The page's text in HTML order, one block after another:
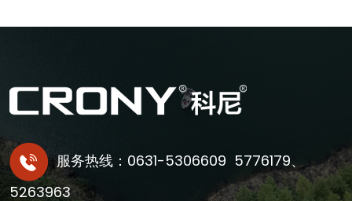
服务热线：0631-5306609 5776179、
5263963